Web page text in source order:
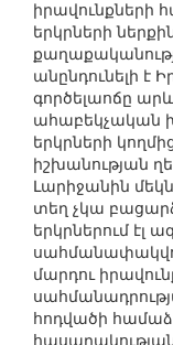
իրավունքների
երկրների
անընդունելի է
գործելաոճը
ահաբեկչական
երկրների
իշխանության
Լարիջանին
տեղ չկա
երկրներում էլ
մարդու
հոդվածի